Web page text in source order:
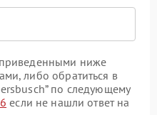
ниже
либо обратиться в
по следующему
если не нашли ответ на